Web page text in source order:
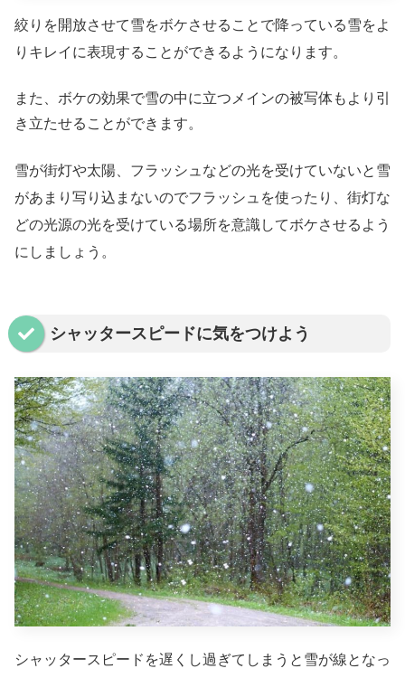
絞りを開放させて雪をボケさせることで降っている雪をよ
りキレイに表現することができるようになります。
また、ボケの効果で雪の中に立つメインの被写体もより引
き立たせることができます。
雪が街灯や太陽、フラッシュなどの光を受けていないと雪
があまり写り込まないのでフラッシュを使ったり、街灯な
どの光源の光を受けている場所を意識してボケさせるよう
にしましょう。
シャッタースピードに気をつけよう
シャッタースピードを遅くし過ぎてしまうと雪が線となっ